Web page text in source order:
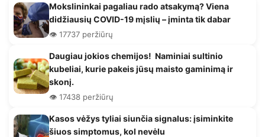
Mokslininkai pagaliau rado atsakymą? Viena
didžiausių COVID-19 mįslių – įminta tik dabar
👁️ 17737 peržiūrų
Daugiau jokios chemijos! Naminiai sultinio
kubeliai, kurie pakeis jūsų maisto gaminimą ir
skonį.
👁️ 17438 peržiūrų
Kasos vėžys tyliai siunčia signalus: įsiminkite
šiuos simptomus, kol nevėlu